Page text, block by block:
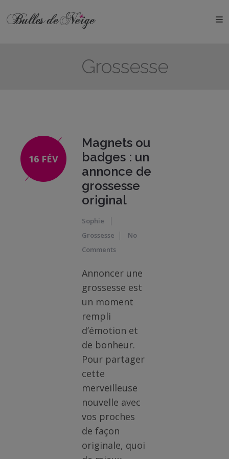
Grossesse
16 FÉV
Magnets ou
badges : un
annonce de
grossesse
original
Sophie
Grossesse
No
Comments
Annoncer une
grossesse est
un moment
rempli
d’émotion et
de bonheur.
Pour partager
cette
merveilleuse
nouvelle avec
vos proches
de façon
originale, quoi
ÉVÉNEMENTS
EVG
Mariages